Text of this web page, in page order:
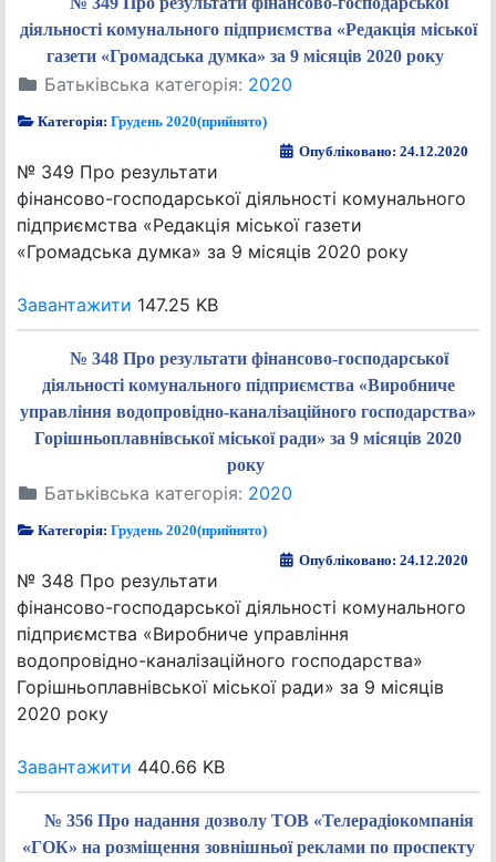
діяльності комунального підприємства «Редакція міської
газети «Громадська думка» за 9 місяців 2020 року
Батьківська категорія: 2020
Категорія:Грудень 2020(прийнято)
Опубліковано: 24.12.2020
№ 349 Про результати
фінансово-господарської діяльності комунального
підприємства «Редакція міської газети
«Громадська думка» за 9 місяців 2020 року
Завантажити 147.25 KB
№ 348 Про результати фінансово-господарської
діяльності комунального підприємства «Виробниче
управління водопровідно-каналізаційного господарства»
Горішньоплавнівської міської ради» за 9 місяців 2020
року
Батьківська категорія: 2020
Категорія:Грудень 2020(прийнято)
Опубліковано: 24.12.2020
№ 348 Про результати
фінансово-господарської діяльності комунального
підприємства «Виробниче управління
водопровідно-каналізаційного господарства»
Горішньоплавнівської міської ради» за 9 місяців
2020 року
Завантажити 440.66 KB
№ 356 Про надання дозволу ТОВ «Телерадіокомпанія
«ГОК» на розміщення зовнішньої реклами по проспекту